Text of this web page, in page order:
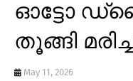
ഓട്ടോ
തൂങ്ങി
May 11, 2026